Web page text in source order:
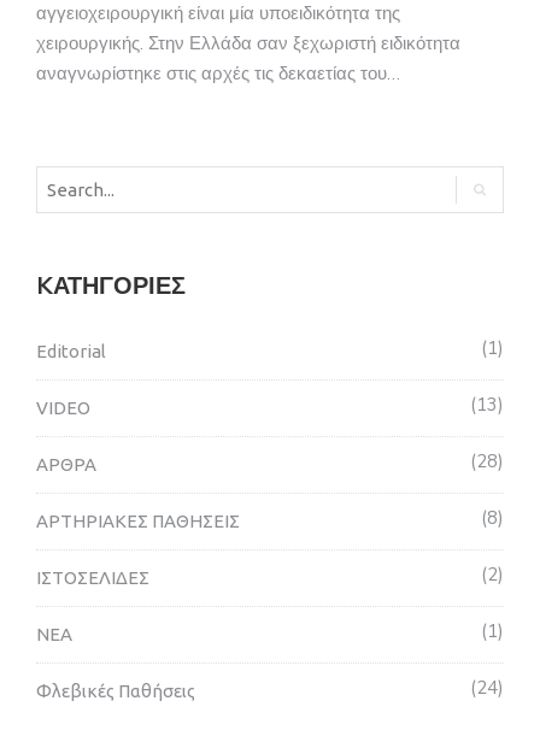
αγγειοχειρουργική είναι μία υποειδικότητα της
χειρουργικής. Στην Ελλάδα σαν ξεχωριστή ειδικότητα
αναγνωρίστηκε στις αρχές τις δεκαετίας του…
KΑΤΗΓΟΡΊΕΣ
Editorial 1
VIDEO 13
ΑΡΘΡΑ 28
ΑΡΤΗΡΙΑΚΕΣ ΠΑΘΗΣΕΙΣ 8
ΙΣΤΟΣΕΛΙΔΕΣ 2
ΝΕΑ 1
Φλεβικές Παθήσεις 24